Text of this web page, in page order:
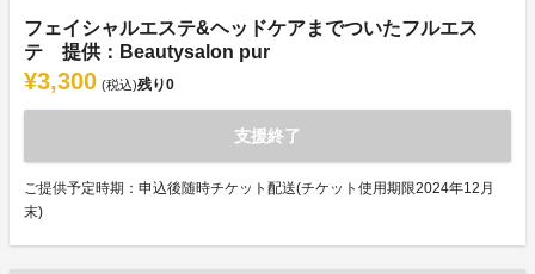
フェイシャルエステ&ヘッドケアまでついたフルエス
テ 提供：Beautysalon pur
¥3,300 (税込)残り0
支援終了
ご提供予定時期：申込後随時チケット配送(チケット使用期限2024年12月
末)